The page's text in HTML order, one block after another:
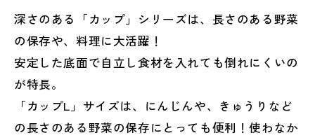
深さのある「カップ」シリーズは、長さのある野菜
の保存や、料理に大活躍！
安定した底面で自立し食材を入れても倒れにくいの
が特長。
「カップL」サイズは、にんじんや、きゅうりなど
の長さのある野菜の保存にとっても便利！使わなか